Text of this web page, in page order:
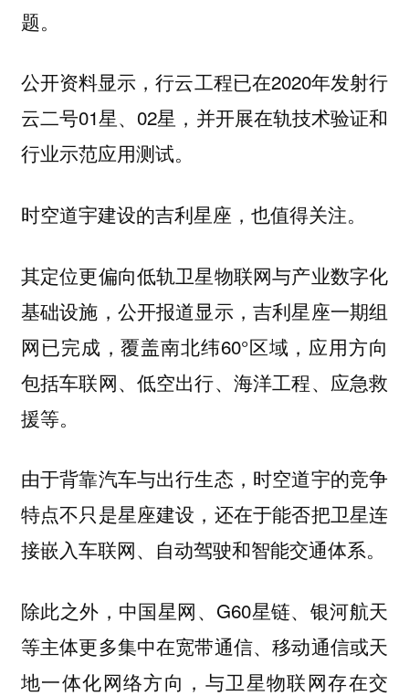
题。
公开资料显示，行云工程已在2020年发射行
云二号01星、02星，并开展在轨技术验证和
行业示范应用测试。
时空道宇建设的吉利星座，也值得关注。
其定位更偏向低轨卫星物联网与产业数字化
基础设施，公开报道显示，吉利星座一期组
网已完成，覆盖南北纬60°区域，应用方向
包括车联网、低空出行、海洋工程、应急救
援等。
由于背靠汽车与出行生态，时空道宇的竞争
特点不只是星座建设，还在于能否把卫星连
接嵌入车联网、自动驾驶和智能交通体系。
除此之外，中国星网、G60星链、银河航天
等主体更多集中在宽带通信、移动通信或天
地一体化网络方向，与卫星物联网存在交